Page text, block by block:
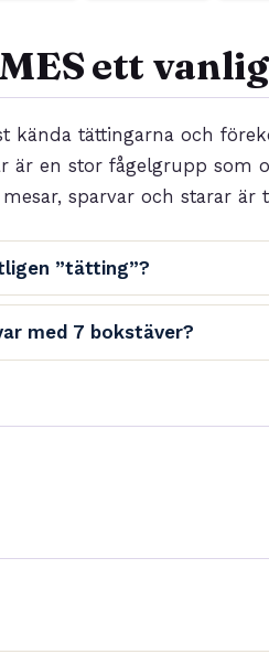
ett
kända tättingarna och
är en stor fågelgrupp som
sparvar och starar är
”tätting”?
med 7 bokstäver?